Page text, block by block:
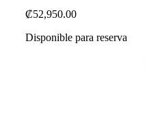
₡52,950.00
Disponible para reserva